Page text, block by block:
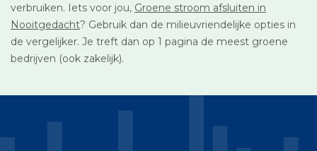
verbruiken. Iets voor jou, Groene stroom afsluiten in
Nooitgedacht? Gebruik dan de milieuvriendelijke opties in
de vergelijker. Je treft dan op 1 pagina de meest groene
bedrijven (ook zakelijk).